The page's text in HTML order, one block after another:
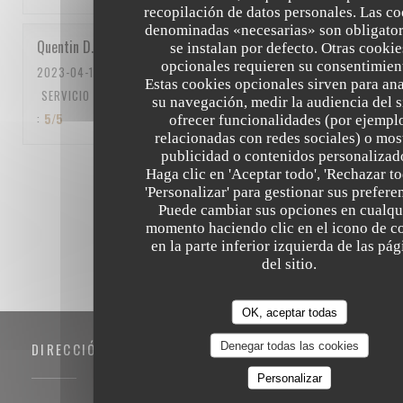
recopilación de datos personales. Las
denominadas «necesarias» son
se instalan por defecto. Otras
opcionales requieren su
Estas cookies opcionales sirven para
su navegación, medir la audiencia del
ofrecer funcionalidades (por
relacionadas con redes sociales) o
publicidad o contenidos
Haga clic en 'Aceptar todo', 'Rechazar
'Personalizar' para gestionar sus
Puede cambiar sus opciones en
momento haciendo clic en el icono de
en la parte inferior izquierda de las
del sitio.
OK, aceptar todas
Denegar todas las cookies
Personalizar
Quentin D
2023-04-15
- 12:15 - INVITADOS 5
SERVICIO
AMBIENTE: 5/5 MENÚ: 5/5 CALIDAD / PRECIO
: 5/5
1 2 3
DIRECCIÓN